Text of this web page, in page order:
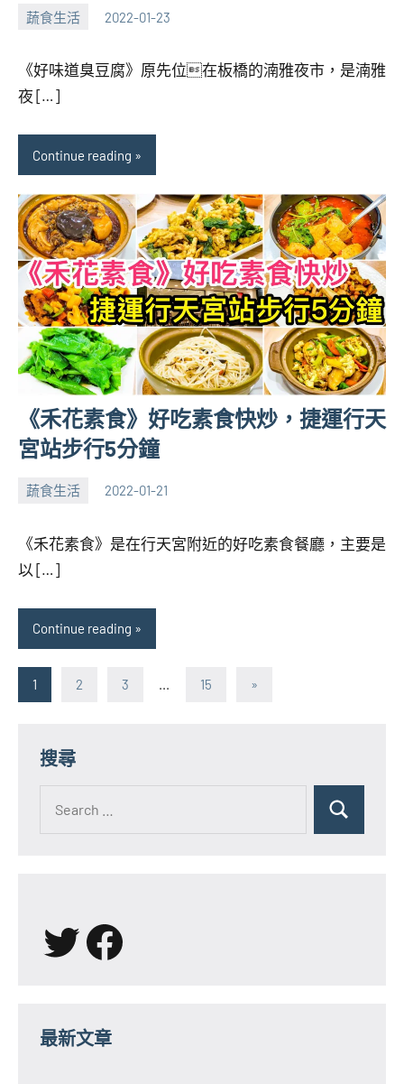
蔬食生活 2022-01-23
張
芋
No
《好味道臭豆腐》原先位在板橋的湳雅夜市，是湳雅
夜 […]
Continue reading
《禾花素食》好吃素食快炒，捷運行天
宮站步行5分鐘
蔬食生活 2022-01-21
張
芋
No
《禾花素食》是在行天宮附近的好吃素食餐廳，主要是
以 […]
Continue reading
文
分
頁
1 2 3 ... 15
Next
»
搜尋
for:
Search
X Facebook
最新文章